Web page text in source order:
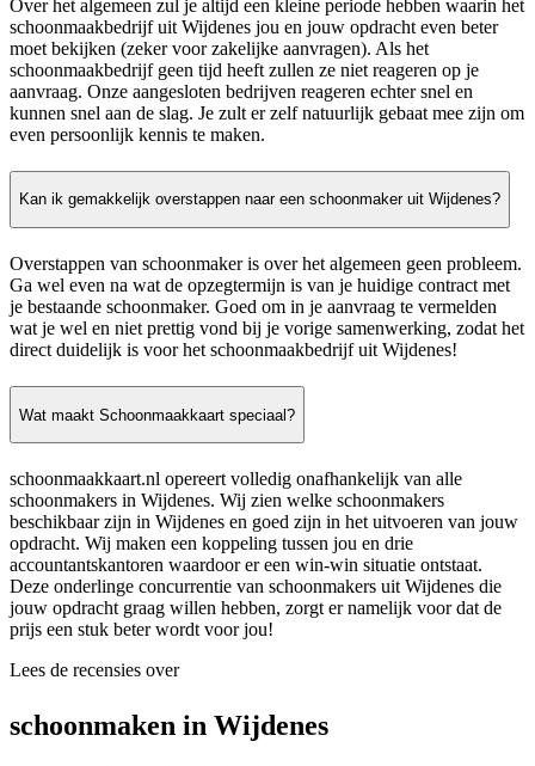
Over het algemeen zul je altijd een kleine periode hebben waarin het
schoonmaakbedrijf uit Wijdenes jou en jouw opdracht even beter
moet bekijken (zeker voor zakelijke aanvragen). Als het
schoonmaakbedrijf geen tijd heeft zullen ze niet reageren op je
aanvraag. Onze aangesloten bedrijven reageren echter snel en
kunnen snel aan de slag. Je zult er zelf natuurlijk gebaat mee zijn om
even persoonlijk kennis te maken.
Kan ik gemakkelijk overstappen naar een schoonmaker uit Wijdenes?
Overstappen van schoonmaker is over het algemeen geen probleem.
Ga wel even na wat de opzegtermijn is van je huidige contract met
je bestaande schoonmaker. Goed om in je aanvraag te vermelden
wat je wel en niet prettig vond bij je vorige samenwerking, zodat het
direct duidelijk is voor het schoonmaakbedrijf uit Wijdenes!
Wat maakt Schoonmaakkaart speciaal?
schoonmaakkaart.nl opereert volledig onafhankelijk van alle
schoonmakers in Wijdenes. Wij zien welke schoonmakers
beschikbaar zijn in Wijdenes en goed zijn in het uitvoeren van jouw
opdracht. Wij maken een koppeling tussen jou en drie
accountantskantoren waardoor er een win-win situatie ontstaat.
Deze onderlinge concurrentie van schoonmakers uit Wijdenes die
jouw opdracht graag willen hebben, zorgt er namelijk voor dat de
prijs een stuk beter wordt voor jou!
Lees de recensies over
schoonmaken in Wijdenes